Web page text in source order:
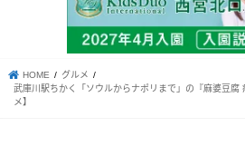
HOME
グルメ
武庫川駅ちかく「ソウルからナポリまで」の『麻婆豆腐
メ】